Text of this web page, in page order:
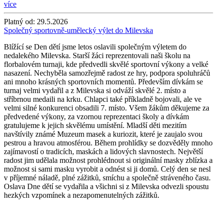
více
Platný od: 29.5.2026
Společný sportovně-umělecký výlet do Milevska
Blížící se Den dětí jsme letos oslavili společným výletem do
nedalekého Milevska. Starší žáci reprezentovali naši školu na
florbalovém turnaji, kde předvedli skvělé sportovní výkony a velké
nasazení. Nechyběla samozřejmě radost ze hry, podpora spoluhráčů
ani mnoho krásných sportovních momentů. Především dívkám se
turnaj velmi vydařil a z Milevska si odváží skvělé 2. místo a
stříbrnou medaili na krku. Chlapci také příkladně bojovali, ale ve
velmi silné konkurenci obsadili 7. místo. Všem žákům děkujeme za
předvedené výkony, za vzornou reprezentaci školy a dívkám
gratulujeme k jejich skvělému umístění. Mladší děti mezitím
navštívily známé Muzeum masek a kuriozit, které je zaujalo svou
pestrou a hravou atmosférou. Během prohlídky se dozvěděly mnoho
zajímavostí o tradicích, maskách a lidových slavnostech. Největší
radost jim udělala možnost prohlédnout si originální masky zblízka a
možnost si sami masku vyrobit a odnést si ji domů. Celý den se nesl
v příjemné náladě, plné zážitků, smíchu a společně stráveného času.
Oslava Dne dětí se vydařila a všichni si z Milevska odvezli spoustu
hezkých vzpomínek a nezapomenutelných zážitků.